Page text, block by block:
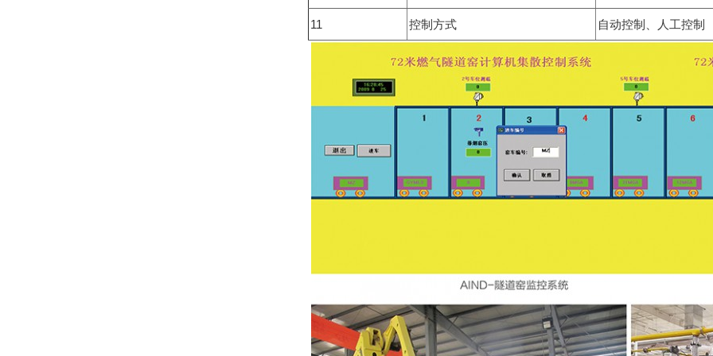
11 控制方式 自动控制、人工控制